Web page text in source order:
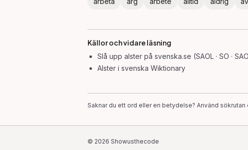
Källor och vidare läsning
Slå upp alster på svenska.se (SAOL · SO ·
Alster i svenska Wiktionary
Saknar du ett ord eller en betydelse? Använd
© 2026 Showusthecode